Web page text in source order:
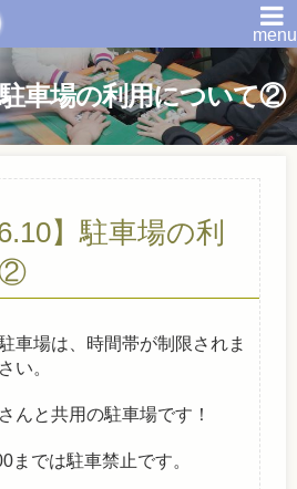
menu
駐車場の利用について②
】駐車場の利
②
車場は、時間帯が制限されま
い。
んと共用の駐車場です！
までは駐車禁止です。